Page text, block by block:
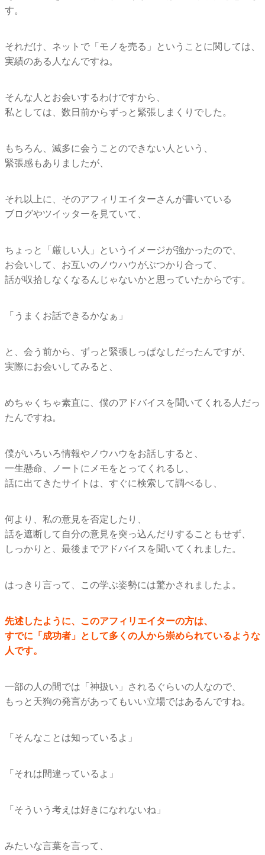
す。
それだけ、ネットで「モノを売る」ということに関しては、
実績のある人なんですね。
そんな人とお会いするわけですから、
私としては、数日前からずっと緊張しまくりでした。
もちろん、滅多に会うことのできない人という、
緊張感もありましたが、
それ以上に、そのアフィリエイターさんが書いている
ブログやツイッターを見ていて、
ちょっと「厳しい人」というイメージが強かったので、
お会いして、お互いのノウハウがぶつかり合って、
話が収拾しなくなるんじゃないかと思っていたからです。
「うまくお話できるかなぁ」
と、会う前から、ずっと緊張しっぱなしだったんですが、
実際にお会いしてみると、
めちゃくちゃ素直に、僕のアドバイスを聞いてくれる人だっ
たんですね。
僕がいろいろ情報やノウハウをお話しすると、
一生懸命、ノートにメモをとってくれるし、
話に出てきたサイトは、すぐに検索して調べるし、
何より、私の意見を否定したり、
話を遮断して自分の意見を突っ込んだりすることもせず、
しっかりと、最後までアドバイスを聞いてくれました。
はっきり言って、この学ぶ姿勢には驚かされましたよ。
先述したように、このアフィリエイターの方は、
すでに「成功者」として多くの人から崇められているような
人です。
一部の人の間では「神扱い」されるぐらいの人なので、
もっと天狗の発言があってもいい立場ではあるんですね。
「そんなことは知っているよ」
「それは間違っているよ」
「そういう考えは好きになれないね」
みたいな言葉を言って、